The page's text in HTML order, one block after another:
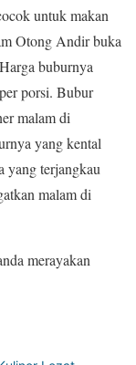
untuk makan
Otong Andir buka
buburnya
porsi. Bubur
malam di
yang kental
yang terjangkau
malam di
merayakan